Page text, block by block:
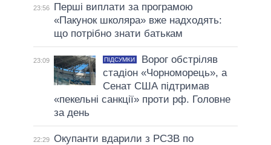
23:56
Перші виплати за програмою
«Пакунок школяра» вже надходять:
що потрібно знати батькам
23:09 ПІДСУМКИ
Ворог обстріляв
стадіон «Чорноморець», а
Сенат США підтримав
«пекельні санкції» проти рф. Головне
за день
22:29 Окупанти вдарили з РСЗВ по